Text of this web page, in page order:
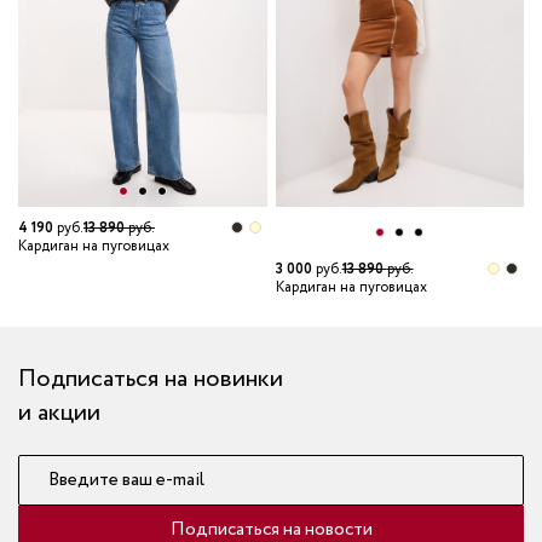
4 190руб.13 890руб.
Кардиган на пуговицах
3 000руб.13 890руб.
Кардиган на пуговицах
Подписаться на новинки
и акции
Введите ваш e-mail
Подписаться на новости